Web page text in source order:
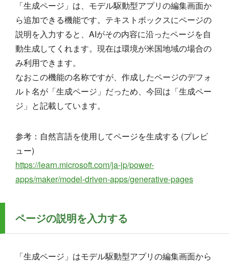
「生成ページ」は、モデル駆動型アプリの編集画面か
ら追加できる機能です。テキストボックスにページの
説明を入力すると、AIがその内容に沿ったページを自
動生成してくれます。現在は環境が米国地域の場合の
み利用できます。
なおこの機能の名称ですが、作成したページのデフォ
ルト名が「生成ページ」だっため、今回は「生成ペー
ジ」と記載しています。
参考：自然言語を使用してページを生成する (プレビ
ュー)
https://learn.microsoft.com/ja-jp/power-
apps/maker/model-driven-apps/generative-pages
ページの説明を入力する
「生成ページ」はモデル駆動型アプリの編集画面から